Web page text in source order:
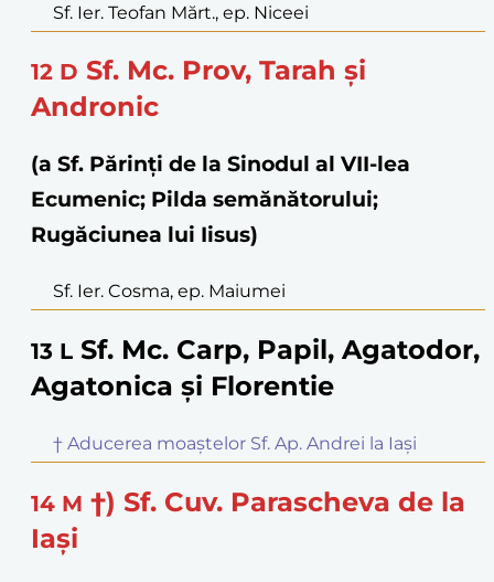
Sf. Ier. Teofan Mărt., ep. Niceei
12 D Sf. Mc. Prov, Tarah și
Andronic
(a Sf. Părinţi de la Sinodul al VII-lea
Ecumenic; Pilda semănătorului;
Rugăciunea lui Iisus)
Sf. Ier. Cosma, ep. Maiumei
13 L Sf. Mc. Carp, Papil, Agatodor,
Agatonica și Florentie
† Aducerea moaștelor Sf. Ap. Andrei la Iași
14 M †) Sf. Cuv. Parascheva de la
Iași